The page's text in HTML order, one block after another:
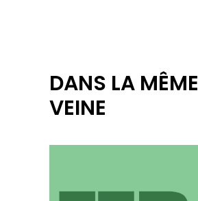
DANS LA MÊME
VEINE